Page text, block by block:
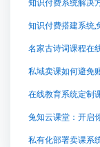
知识付费系统解决
知识付费搭建系统,
名家古诗词课程在
私域卖课如何避免
在线教育系统定制
兔知云课堂：开启
私有化部署卖课系